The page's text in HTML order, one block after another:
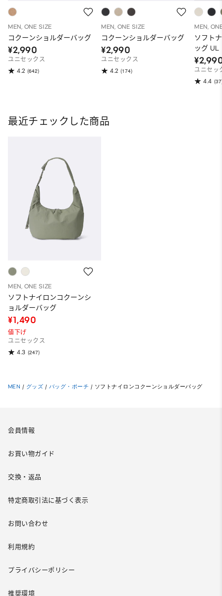
MEN, ONE SIZE
コクーンショルダーバッグ
¥2,990
ユニセックス
4.2 (642)
MEN, ONE SIZE
コクーンショルダーバッグ
¥2,990
ユニセックス
4.2 (174)
MEN,
ソフト
ッグ UL
ユニセッ
4.4
最近チェックした商品
MEN, ONE SIZE
ソフトナイロンコクーンシ
ョルダーバッグ
¥1,490
値下げ
ユニセックス
4.3 (247)
MEN / グッズ / バッグ・ポーチ / ソフトナイロンコクーンショルダーバッグ
会員情報
お買い物ガイド
交換・返品
特定商取引法に基づく表示
お問い合わせ
利用規約
プライバシーポリシー
推奨環境